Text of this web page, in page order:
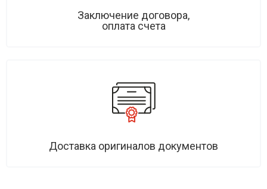
Заключение договора,
оплата счета
Доставка оригиналов документов